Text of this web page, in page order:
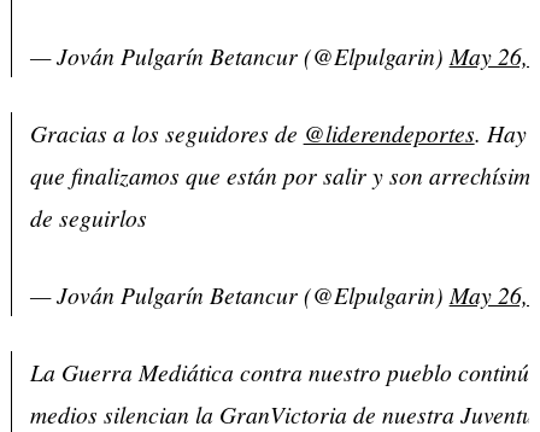
— Jován Pulgarín Betancur (@Elpulgarin) May 26,
Gracias a los seguidores de @liderendeportes. Hay
que finalizamos que están por salir y son
de seguirlos
— Jován Pulgarín Betancur (@Elpulgarin) May 26,
La Guerra Mediática contra nuestro pueblo
medios silencian la GranVictoria de nuestra